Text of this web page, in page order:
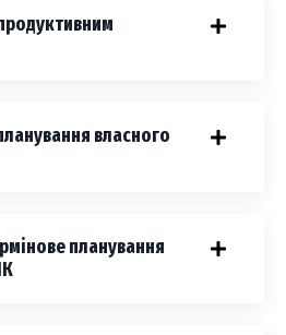
власного
планування